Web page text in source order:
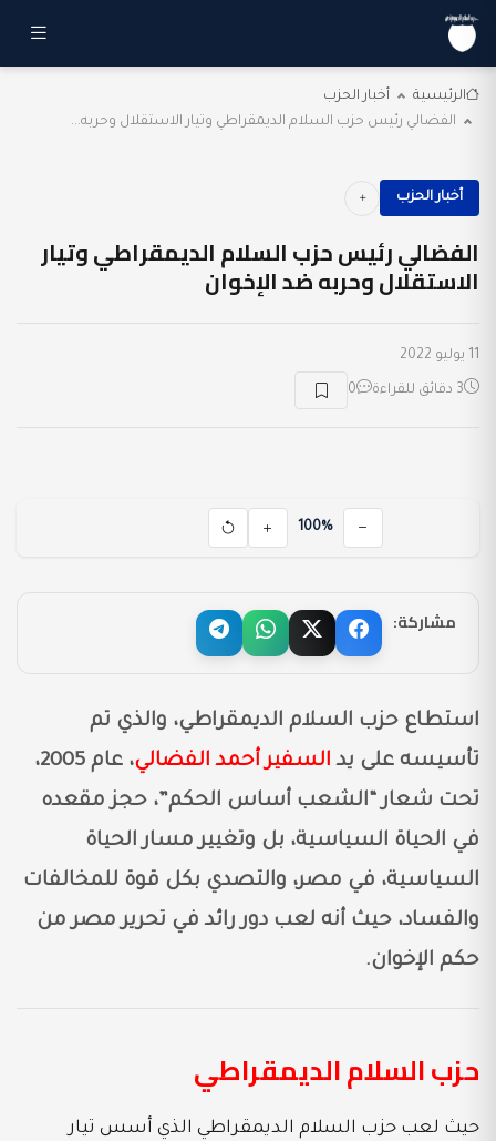
الرئيسية
أخبار الحزب
الفضالي رئيس حزب السلام الديمقراطي وتيار الاستقلال وحربه...
أخبار الحزب
الفضالي رئيس حزب السلام الديمقراطي وتيار
الاستقلال وحربه ضد الإخوان
11 يوليو 2022
3 دقائق للقراءة 0
100%
مشاركة:
استطاع حزب السلام الديمقراطي، والذي تم
تأسيسه على يدالسفير أحمد الفضالي
، عام 2005،
تحت شعار “الشعب أساس الحكم”، حجز مقعده
في الحياة السياسية، بل وتغيير مسار الحياة
السياسية، في مصر، والتصدي بكل قوة للمخالفات
والفساد، حيث أنه لعب دور رائد في تحرير مصر من
حكم الإخوان.
حزب السلام الديمقراطي
حيث لعب حزب السلام الديمقراطي الذي أسس تيار